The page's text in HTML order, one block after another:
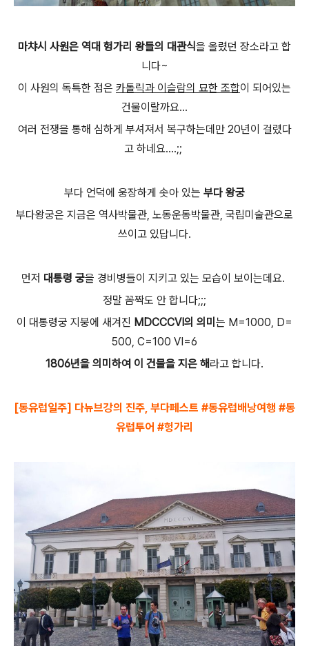
마챠시 사원은 역대 헝가리 왕들의 대관식을 올렸던 장소라고 합
니다~
이 사원의 독특한 점은 카톨릭과 이슬람의 묘한 조합이 되어있는
건물이랄까요...
여러 전쟁을 통해 심하게 부셔져서 복구하는데만 20년이 걸렸다
고 하네요....;;
부다 언덕에 웅장하게 솟아 있는 부다 왕궁
부다왕궁은 지금은 역사박물관, 노동운동박물관, 국립미술관으로
쓰이고 있답니다.
먼저 대통령 궁을 경비병들이 지키고 있는 모습이 보이는데요.
정말 꼼짝도 안 합니다;;;
이 대통령궁 지붕에 새겨진 MDCCCVI의 의미 는 M=1000, D=
500, C=100 VI=6
1806년을 의미하여 이 건물을 지은 해 라고 합니다.
[동유럽일주] 다뉴브강의 진주, 부다페스트 #동유럽배낭여행 #동
유럽투어 #헝가리